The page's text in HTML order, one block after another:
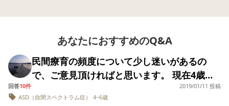
かり事業所なので、
自給者証がそれぞれ
違います。 療育セン
ターのケアマネージ
ャーさんには、療育
センター以外にも通
うのであれば児童発
し、うちの子 どう
くと、 ●くんは、と
てもしっかりして
るので、 どうし
自由遊びの時は
あなたにおすすめのQ&A
民間療育の頻度について少し迷いがあるの
で、ご意見頂ければと思います。 現在4歳半
の自閉症スペクトラムの息子(年少)がおりま
す。 幼稚園週4、療育センター週1(4時間) 民
回答10件
2019/01/11 投稿
ASD（自閉スペクトラム症）
4~6歳